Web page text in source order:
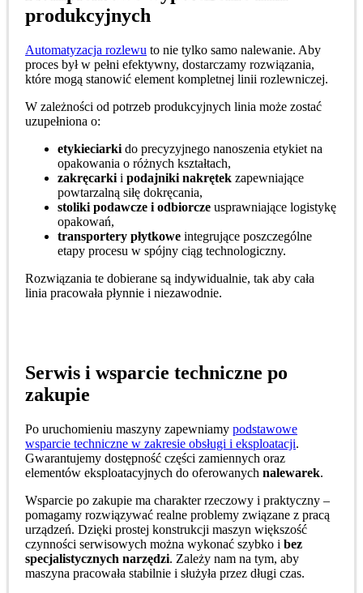
produkcyjnych
Automatyzacja rozlewu to nie tylko samo nalewanie. Aby
proces był w pełni efektywny, dostarczamy rozwiązania,
które mogą stanowić element kompletnej linii rozlewniczej.
W zależności od potrzeb produkcyjnych linia może zostać
uzupełniona o:
etykieciarki do precyzyjnego nanoszenia etykiet na
opakowania o różnych kształtach,
zakręcarki i podajniki nakrętek zapewniające
powtarzalną siłę dokręcania,
stoliki podawcze i odbiorcze usprawniające logistykę
opakowań,
transportery płytkowe integrujące poszczególne
etapy procesu w spójny ciąg technologiczny.
Rozwiązania te dobierane są indywidualnie, tak aby cała
linia pracowała płynnie i niezawodnie.
Serwis i wsparcie techniczne po
zakupie
Po uruchomieniu maszyny zapewniamy podstawowe
wsparcie techniczne w zakresie obsługi i eksploatacji.
Gwarantujemy dostępność części zamiennych oraz
elementów eksploatacyjnych do oferowanych nalewarek.
Wsparcie po zakupie ma charakter rzeczowy i praktyczny –
pomagamy rozwiązywać realne problemy związane z pracą
urządzeń. Dzięki prostej konstrukcji maszyn większość
czynności serwisowych można wykonać szybko i bez
specjalistycznych narzędzi. Zależy nam na tym, aby
maszyna pracowała stabilnie i służyła przez długi czas.